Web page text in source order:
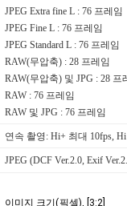
JPEG Extra fine L : 76 프레임
JPEG Fine L : 76 프레임
JPEG Standard L : 76 프레임
RAW(무압축) : 28 프레임
RAW(무압축) 및 JPG : 28 프
RAW : 76 프레임
RAW 및 JPG : 76 프레임
연속 촬영: Hi+ 최대 10fps,
JPEG (DCF Ver.2.0, Exif
이미지 크기(픽셀), [3:2]